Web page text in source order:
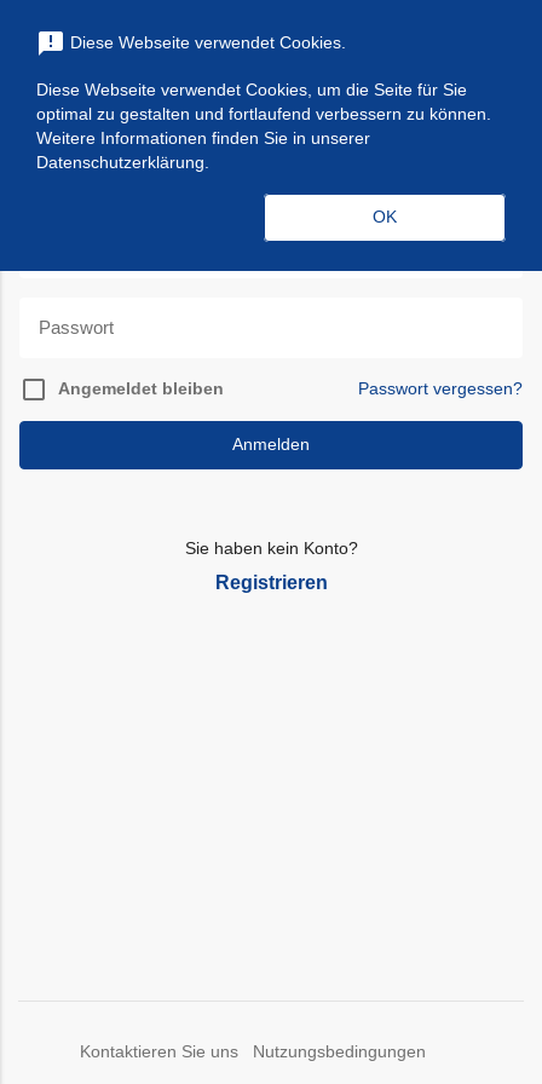
menu
Suchen
Anmelden
check_box_outline_blank Angemeldet bleiben Passwort vergessen?
Anmelden
Sie haben kein Konto?
Registrieren
Kontaktieren Sie uns Nutzungsbedingungen
announcement Diese Webseite verwendet Cookies.
Diese Webseite verwendet Cookies, um die Seite für Sie
optimal zu gestalten und fortlaufend verbessern zu können.
Weitere Informationen finden Sie in unserer
Datenschutzerklärung.
OK